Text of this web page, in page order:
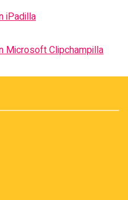
iPadilla
Microsoft Clipchampilla